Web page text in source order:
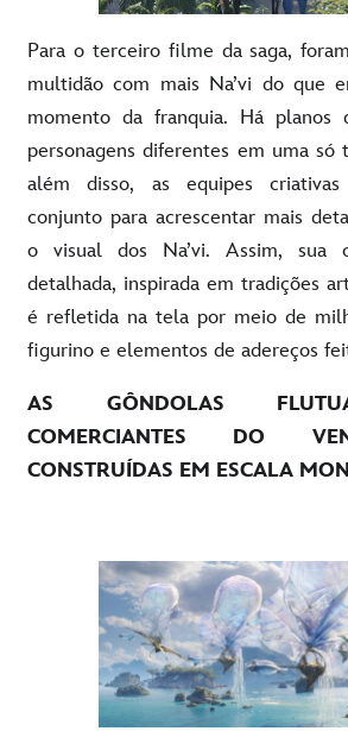
Para o terceiro filme da saga,
multidão com mais Na’vi do que
momento da franquia. Há planos
personagens diferentes em uma só
além disso, as equipes
conjunto para acrescentar mais
o visual dos Na’vi. Assim, sua
detalhada, inspirada em tradições
é refletida na tela por meio de
figurino e elementos de adereços
AS GÔNDOLAS
COMERCIANTES DO
CONSTRUÍDAS EM ESCALA